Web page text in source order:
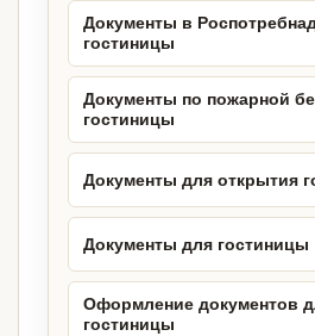
Документы в
гостиницы
Документы по пожарной
гостиницы
Документы для открытия
Документы для гостиницы
Оформление документов
гостиницы